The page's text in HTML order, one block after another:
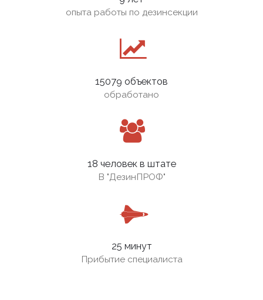
опыта работы по дезинсекции
15079 объектов
обработано
18 человек в штате
В "ДезинПРОФ"
25 минут
Прибытие специалиста